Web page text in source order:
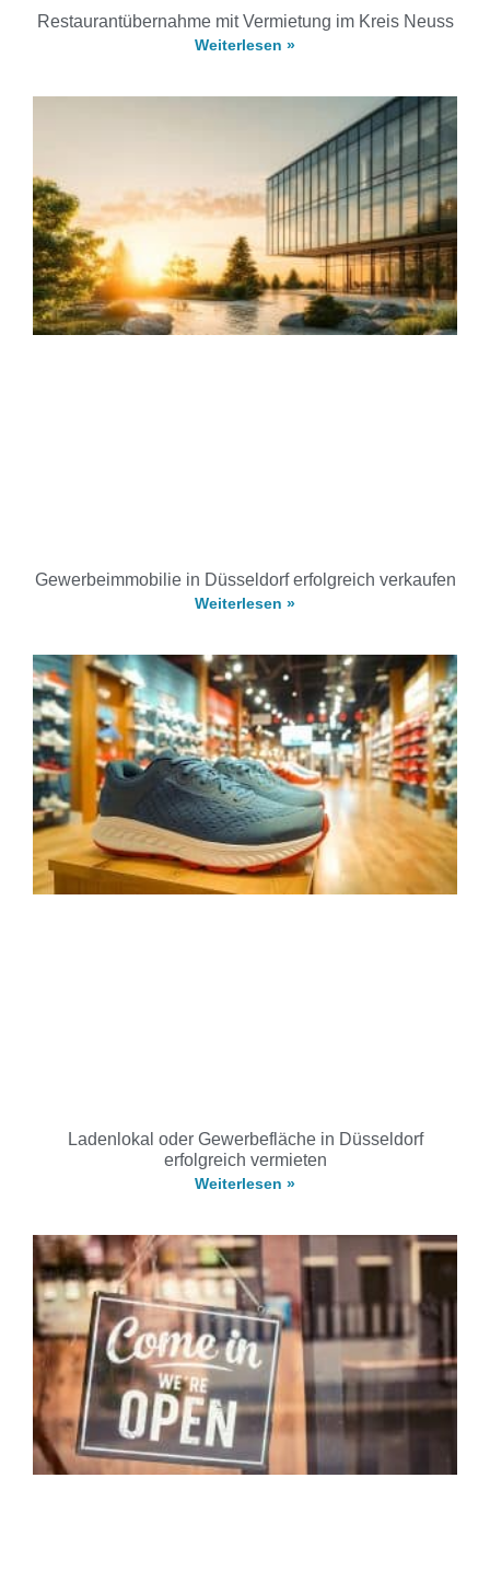
Restaurantübernahme mit Vermietung im Kreis Neuss
Weiterlesen »
Gewerbeimmobilie in Düsseldorf erfolgreich verkaufen
Weiterlesen »
Ladenlokal oder Gewerbefläche in Düsseldorf
erfolgreich vermieten
Weiterlesen »